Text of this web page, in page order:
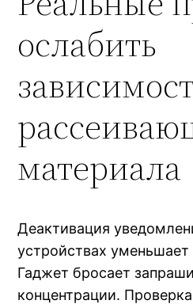
ослабить
материала
Деактивация
устройствах
Гаджет бросает
концентрации.